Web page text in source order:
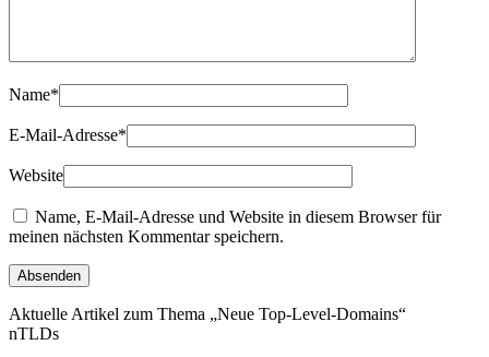
Name*
E-Mail-Adresse*
Website
Name, E-Mail-Adresse und Website in diesem Browser für
meinen nächsten Kommentar speichern.
Aktuelle Artikel zum Thema „Neue Top-Level-Domains“
nTLDs